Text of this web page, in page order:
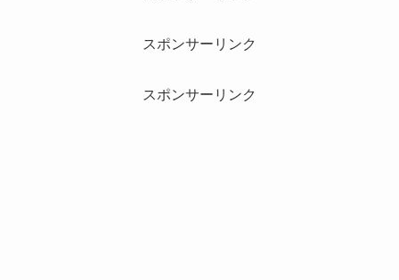
スポンサーリンク
スポンサーリンク